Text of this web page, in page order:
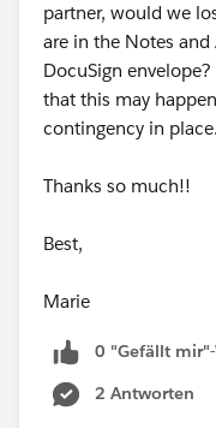
partner, would we
are in the Notes
DocuSign
that this may
contingency in place.
Thanks so much!!
Best,
Marie
0 "Gefällt
2 Antworten